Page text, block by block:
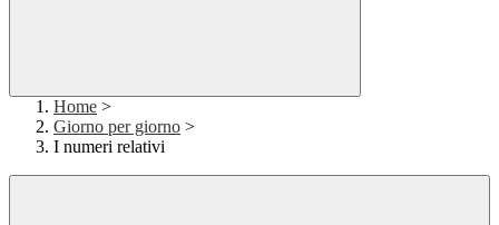
Home >
Giorno per giorno >
I numeri relativi